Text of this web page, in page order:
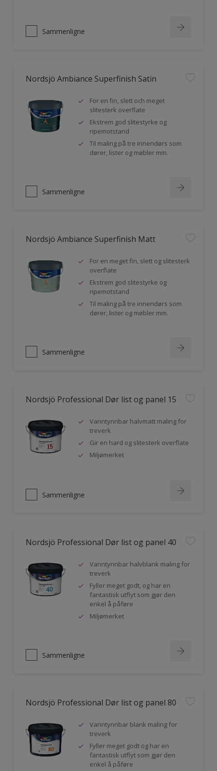
Sammenligne
Nordsjö Ambiance Superfinish Satin
For en fin, slett och meget
slitesterk overflate
Ekstrem god slitestyrke og
ripemotstand
Til maling på tre innendørs som
dører, lister og møbler mm.
Sammenligne
Nordsjö Ambiance Superfinish Matt
For en meget fin, slett og slitesterk
overflate
Ekstrem god slitestyrke og
ripemotstand
Til maling på tre innendørs som
dører, lister og møbler mm.
Sammenligne
Nordsjö Professional Dør list og panel 15
Vanntynnbar halvmatt maling for
treverk
Gir en hard og slitesterk overflate
Miljømerket
Sammenligne
Nordsjö Professional Dør list og panel 40
Vanntynnbar halvblank maling for
treverk
Fyller meget godt, og har en
fantastisk utflyt som gjør den
enkel å påføre
Miljømerket
Sammenligne
Nordsjö Professional Dør list og panel 80
Vanntynnbar blank maling for
treverk
Fyller meget godt og har en
fantastisk utflyt som gjør den
enkel å påføre